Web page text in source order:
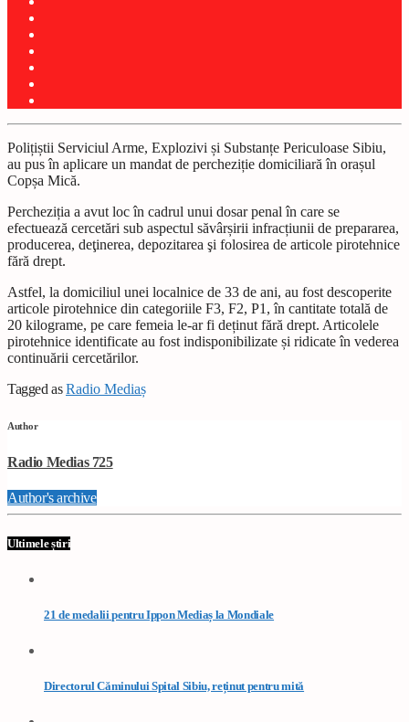
Polițiștii Serviciul Arme, Explozivi și Substanțe Periculoase Sibiu,
au pus în aplicare un mandat de percheziție domiciliară în orașul
Copșa Mică.
Percheziția a avut loc în cadrul unui dosar penal în care se
efectuează cercetări sub aspectul săvârșirii infracțiunii de prepararea,
producerea, deţinerea, depozitarea şi folosirea de articole pirotehnice
fără drept.
Astfel, la domiciliul unei localnice de 33 de ani, au fost descoperite
articole pirotehnice din categoriile F3, F2, P1, în cantitate totală de
20 kilograme, pe care femeia le-ar fi deținut fără drept. Articolele
pirotehnice identificate au fost indisponibilizate și ridicate în vederea
continuării cercetărilor.
Tagged asRadio Mediaș
Author
Radio Medias 725
Author's archive
Ultimele știri
21 de medalii pentru Ippon Mediaș la Mondiale
Directorul Căminului Spital Sibiu, reținut pentru mită